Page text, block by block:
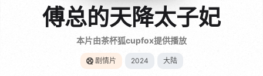
傅总的天降太子妃
本片由茶杯狐cupfox提供播放
剧情片 2024 大陆